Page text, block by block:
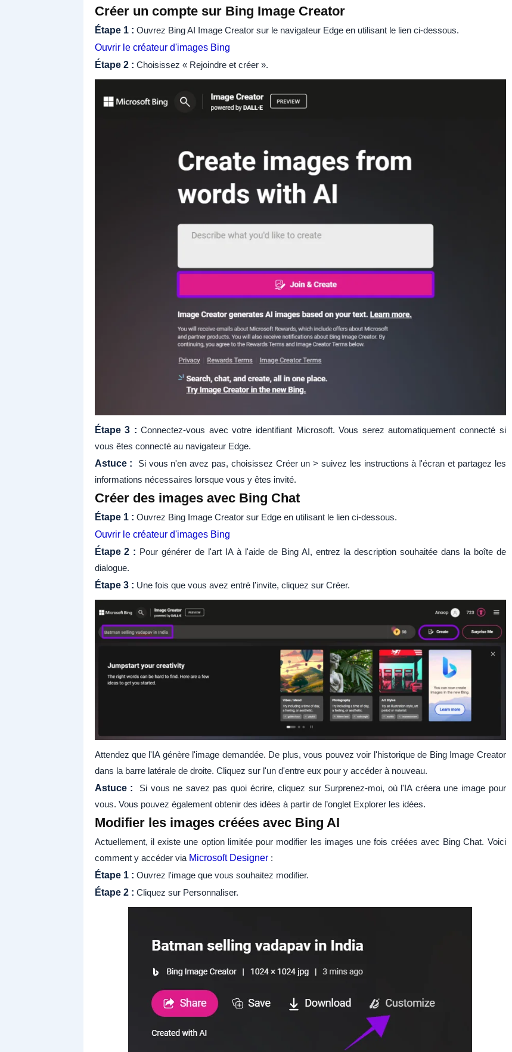
Créer un compte sur Bing Image Creator
Étape 1 : Ouvrez Bing AI Image Creator sur le navigateur Edge en utilisant le lien ci-dessous.
Ouvrir le créateur d'images Bing
Étape 2 : Choisissez « Rejoindre et créer ».
Étape 3 : Connectez-vous avec votre identifiant Microsoft. Vous serez automatiquement connecté si
vous êtes connecté au navigateur Edge.
Astuce :
Si vous n'en avez pas, choisissez Créer un > suivez les instructions à l'écran et partagez les
informations nécessaires lorsque vous y êtes invité.
Créer des images avec Bing Chat
Étape 1 : Ouvrez Bing Image Creator sur Edge en utilisant le lien ci-dessous.
Ouvrir le créateur d'images Bing
Étape 2 : Pour générer de l'art IA à l'aide de Bing AI, entrez la description souhaitée dans la boîte de
dialogue.
Étape 3 : Une fois que vous avez entré l’invite, cliquez sur Créer.
Attendez que l'IA génère l'image demandée. De plus, vous pouvez voir l'historique de Bing Image Creator
dans la barre latérale de droite. Cliquez sur l'un d'entre eux pour y accéder à nouveau.
Astuce :
Si vous ne savez pas quoi écrire, cliquez sur Surprenez-moi, où l'IA créera une image pour
vous. Vous pouvez également obtenir des idées à partir de l’onglet Explorer les idées.
Modifier les images créées avec Bing AI
Actuellement, il existe une option limitée pour modifier les images une fois créées avec Bing Chat. Voici
comment y accéder via Microsoft Designer:
Étape 1 : Ouvrez l'image que vous souhaitez modifier.
Étape 2 : Cliquez sur Personnaliser.